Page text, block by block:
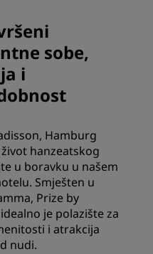
sobe,
i
Hamburg
hanzeatskog
u boravku u našem
Smješten u
Prize by
je polazište za
i atrakcija
nudi.